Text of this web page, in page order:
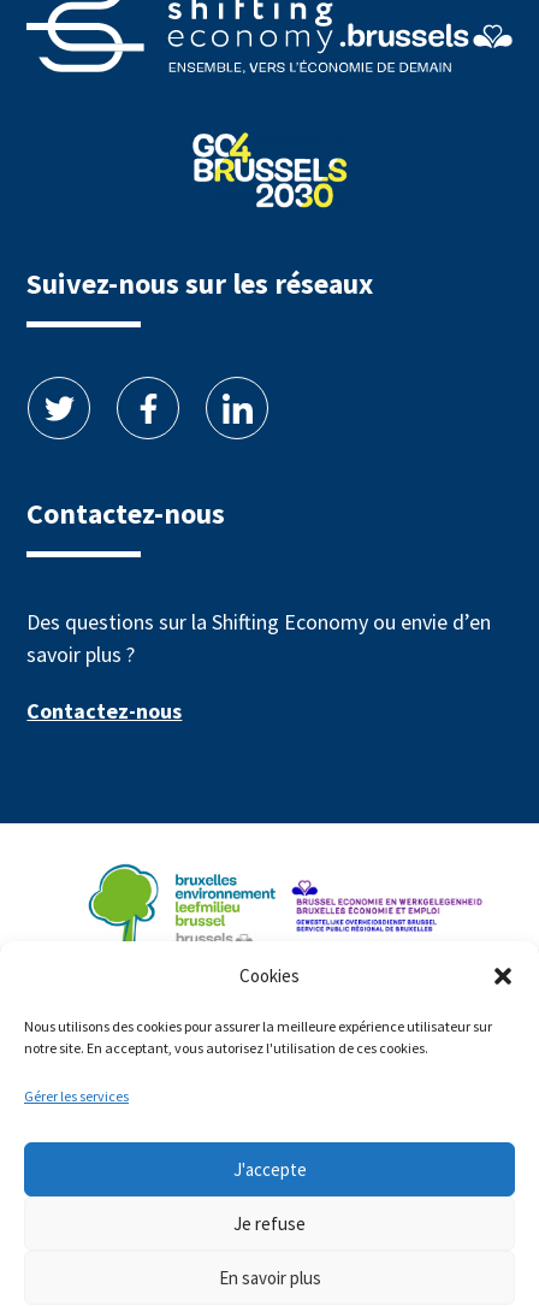
Cookies
Nous utilisons des cookies pour assurer la meilleure expérience utilisateur sur
notre site. En acceptant, vous autorisez l'utilisation de ces cookies.
Gérer les services
J'accepte
Je refuse
En savoir plus
Suivez-nous sur les réseaux
Contactez-nous
Des questions sur la Shifting Economy ou envie d’en
savoir plus ?
Contactez-nous
© Copyright 2023: ShiftingEconomy.brussels
Déclaration d’accessibilité